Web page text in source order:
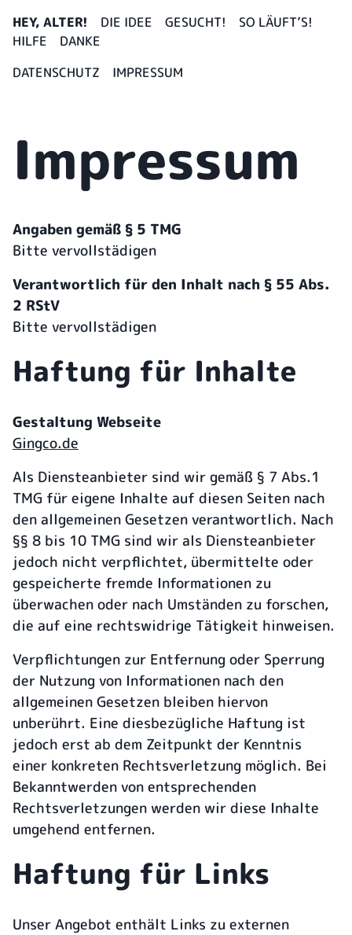
HEY, ALTER! DIE IDEE GESUCHT!
SO LÄUFT’S!
HILFE
DANKE
DATENSCHUTZ
IMPRESSUM
Impressum
Angaben gemäß § 5 TMG
Bitte vervollstädigen
Verantwortlich für den Inhalt nach § 55 Abs.
2 RStV
Bitte vervollstädigen
Haftung für Inhalte
Gestaltung Webseite
Gingco.de
Als Diensteanbieter sind wir gemäß § 7 Abs.1
TMG für eigene Inhalte auf diesen Seiten nach
den allgemeinen Gesetzen verantwortlich. Nach
§§ 8 bis 10 TMG sind wir als Diensteanbieter
jedoch nicht verpflichtet, übermittelte oder
gespeicherte fremde Informationen zu
überwachen oder nach Umständen zu forschen,
die auf eine rechtswidrige Tätigkeit hinweisen.
Verpflichtungen zur Entfernung oder Sperrung
der Nutzung von Informationen nach den
allgemeinen Gesetzen bleiben hiervon
unberührt. Eine diesbezügliche Haftung ist
jedoch erst ab dem Zeitpunkt der Kenntnis
einer konkreten Rechtsverletzung möglich. Bei
Bekanntwerden von entsprechenden
Rechtsverletzungen werden wir diese Inhalte
umgehend entfernen.
Haftung für Links
Unser Angebot enthält Links zu externen